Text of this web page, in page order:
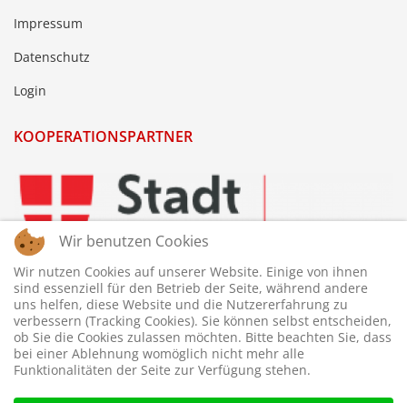
Impressum
Datenschutz
Login
KOOPERATIONSPARTNER
Wir benutzen Cookies
Wir nutzen Cookies auf unserer Website. Einige von ihnen
sind essenziell für den Betrieb der Seite, während andere
uns helfen, diese Website und die Nutzererfahrung zu
verbessern (Tracking Cookies). Sie können selbst entscheiden,
ob Sie die Cookies zulassen möchten. Bitte beachten Sie, dass
bei einer Ablehnung womöglich nicht mehr alle
Funktionalitäten der Seite zur Verfügung stehen.